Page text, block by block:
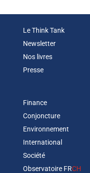
Le Think Tank
Newsletter
Nos livres
Presse
Finance
Conjoncture
Environnement
International
Société
Observatoire FRCH